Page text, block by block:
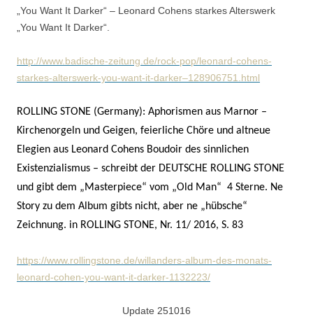
„You Want It Darker“ – Leonard Cohens starkes Alterswerk
„You Want It Darker“.
http://www.badische-zeitung.de/rock-pop/leonard-cohens-
starkes-alterswerk-you-want-it-darker–128906751.html
ROLLING STONE (Germany): Aphorismen aus Marnor –
Kirchenorgeln und Geigen, feierliche Chöre und altneue
Elegien aus Leonard Cohens Boudoir des sinnlichen
Existenzialismus – schreibt der DEUTSCHE ROLLING STONE
und gibt dem „Masterpiece“ vom „Old Man“ 4 Sterne. Ne
Story zu dem Album gibts nicht, aber ne „hübsche“
Zeichnung. in ROLLING STONE, Nr. 11/ 2016, S. 83
https://www.rollingstone.de/willanders-album-des-monats-
leonard-cohen-you-want-it-darker-1132223/
Update 251016